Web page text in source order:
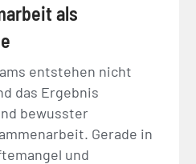
als
entstehen nicht
das Ergebnis
bewusster
Gerade in
und